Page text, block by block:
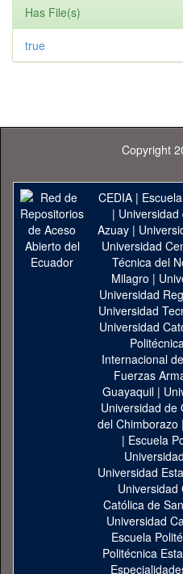
Has File(s)
true
Copyright
CEDIA|
|
Azuay|
Universidad
Técnica del
Milagro |
Universidad
Universidad
Universidad
Internacional
Fuerzas
Guayaquil|
Universidad de
del Chimborazo |
| Escuela
Universidad
Universidad
Católica de
Universidad
Escuela
Politécnica